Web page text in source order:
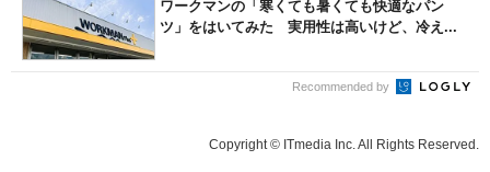
ワークマンの「寒くても暑くても快適なパン
ツ」をはいてみた 実用性は高いけど、冷え...
Recommended by
Copyright © ITmedia Inc. All Rights Reserved.